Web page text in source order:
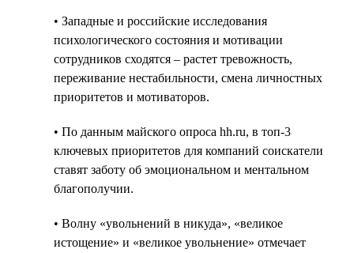
• Западные и российские исследования
психологического состояния и мотивации
сотрудников сходятся – растет тревожность,
переживание нестабильности, смена личностных
приоритетов и мотиваторов.
• По данным майского опроса hh.ru, в топ-3
ключевых приоритетов для компаний соискатели
ставят заботу об эмоциональном и ментальном
благополучии.
• Волну «увольнений в никуда», «великое
истощение» и «великое увольнение» отмечает